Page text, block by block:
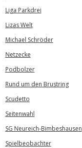
Liga Parkdrei
Lizas Welt
Michael Schröder
Netzecke
Podbolzer
Rund um den Brustring
Scudetto
Seitenwahl
SG Neureich-Bimbeshausen
Spielbeobachter